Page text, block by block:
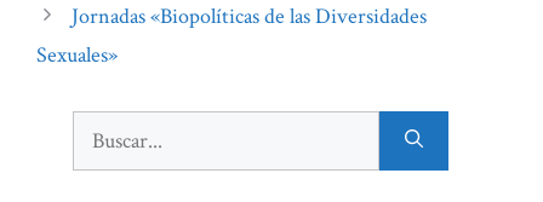
Jornadas «Biopolíticas de las Diversidades
Sexuales»